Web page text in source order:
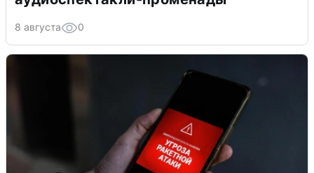
8 августа 0